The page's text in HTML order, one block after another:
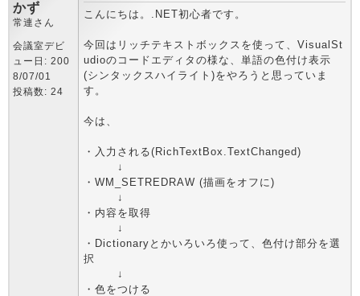
かず
常連さん
会議室デビ
ュー日: 200
8/07/01
投稿数: 24
こんにちは。.NET初心者です。
今回はリッチテキストボックスを使って、VisualSt
udioのコードエディタの様な、単語の色付け表示
(シンタックスハイライト)をやろうと思っていま
す。
今は、
・入力される(RichTextBox.TextChanged)
↓
・WM_SETREDRAW (描画をオフに)
↓
・内容を取得
↓
・Dictionaryとかいろいろ使って、色付け部分を選
択
↓
・色をつける